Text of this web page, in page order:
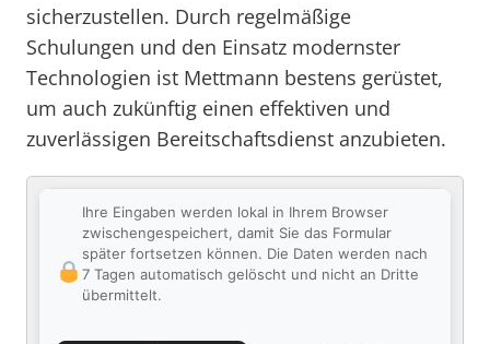
sicherzustellen. Durch regelmäßige
Schulungen und den Einsatz modernster
Technologien ist Mettmann bestens gerüstet,
um auch zukünftig einen effektiven und
zuverlässigen Bereitschaftsdienst anzubieten.
Ihre Eingaben werden lokal in Ihrem Browser
zwischengespeichert, damit Sie das Formular
später fortsetzen können. Die Daten werden nach
7 Tagen automatisch gelöscht und nicht an Dritte
übermittelt.